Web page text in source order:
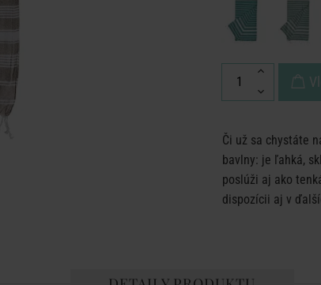
Či už sa chystáte
bavlny: je ľahká,
poslúži aj ako
dispozícii aj v